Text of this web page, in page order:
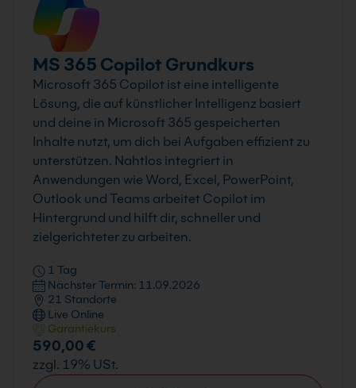
MS 365 Copilot Grundkurs
Microsoft 365 Copilot ist eine intelligente
Lösung, die auf künstlicher Intelligenz basiert
und deine in Microsoft 365 gespeicherten
Inhalte nutzt, um dich bei Aufgaben effizient zu
unterstützen. Nahtlos integriert in
Anwendungen wie Word, Excel, PowerPoint,
Outlook und Teams arbeitet Copilot im
Hintergrund und hilft dir, schneller und
zielgerichteter zu arbeiten.
1 Tag
Nächster Termin: 11.09.2026
21 Standorte
Live Online
Garantiekurs
590,00 €
zzgl. 19% USt.